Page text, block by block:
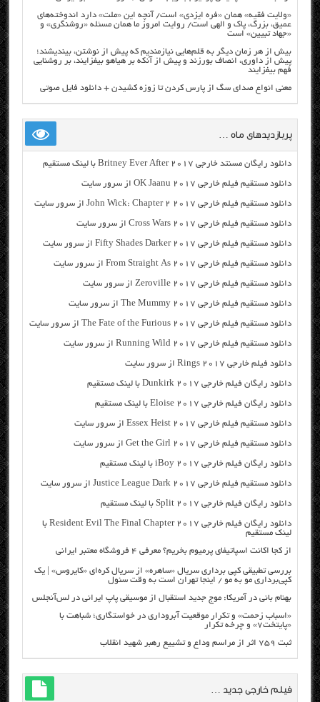
«ولایت فقیه» همان «فره ایزدی» است/ آنچه این «ملت» دارد اندوخته‌های
عمیق، بزرگ، پاک و الهی است/ روایت امروز ما همان مسئله «روشنگری» و
«جهاد تبیین» است
بیش از هر زمان دیگر به قلم‌هایی نیازمندیم که پیش از نوشتن، بیندیشند؛
پیش از داوری، انصاف بورزند و پیش از آنکه بر هیاهو بیفزایند، بر روشنایی
فهم بیفزایند
معنی انواع صدای سگ از پارس کردن تا زوزه کشیدن + دانلود فایل صوتی
پربازدیدهای ماه …
دانلود رایگان مسنتد خارجی Britney Ever After 2017 با لینک مستقیم
دانلود مستقیم فیلم خارجی OK Jaanu 2017 از سرور سایت
دانلود مستقیم فیلم خارجی John Wick: Chapter 2 2017 از سرور سایت
دانلود مستقیم فیلم خارجی Cross Wars 2017 از سرور سایت
دانلود مستقیم فیلم خارجی Fifty Shades Darker 2017 از سرور سایت
دانلود مستقیم فیلم خارجی From Straight As 2017 از سرور سایت
دانلود مستقیم فیلم خارجی Zeroville 2017 از سرور سایت
دانلود مستقیم فیلم خارجی The Mummy 2017 از سرور سایت
دانلود مستقیم فیلم خارجی The Fate of the Furious 2017 از سرور سایت
دانلود مستقیم فیلم خارجی Running Wild 2017 از سرور سایت
دانلود فیلم خارجی Rings 2017 از سرور سایت
دانلود رایگان فیلم خارجی Dunkirk 2017 با لینک مستقیم
دانلود رایگان فیلم خارجی Eloise 2017 با لینک مستقیم
دانلود مستقیم فیلم خارجی Essex Heist 2017 از سرور سایت
دانلود مستقیم فیلم خارجی Get the Girl 2017 از سرور سایت
دانلود رایگان فیلم خارجی iBoy 2017 با لینک مستقیم
دانلود مستقیم فیلم خارجی Justice League Dark 2017 از سرور سایت
دانلود رایگان فیلم خارجی Split 2017 با لینک مستقیم
دانلود رایگان فیلم خارجی Resident Evil The Final Chapter 2017 با
لینک مستقیم
از کجا اکانت اسپاتیفای پرمیوم بخریم؟ معرفی ۴ فروشگاه معتبر ایرانی
بررسی تطبیقی کپی برداری سریال «ساهره» از سریال کره‌ای «کایروس» | یک
کپی‌برداری مو به مو / اینجا تهران است به وقت سئول
بهنام بانی در آمریکا: موج جدید استقبال از موسیقی پاپ ایرانی در لس‌آنجلس
«اسباب زحمت» و تکرار موقعیت آبروداری در خواستگاری؛ شباهت با
«پایتخت۷» و چرخه تکرار
ثبت ۷۵۹ اثر از مراسم وداع و تشییع رهبر شهید انقلاب
فیلم خارجی جدید …